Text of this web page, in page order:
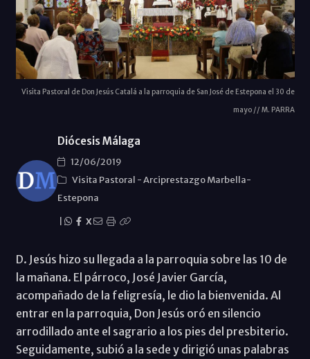
Visita Pastoral de Don Jesús Catalá a la parroquia de San José de Estepona el 30 de
mayo // M. PARRA
Diócesis Málaga
12/06/2019
Visita Pastoral -Arciprestazgo Marbella-
Estepona
X
D. Jesús hizo su llegada a la parroquia sobre las 10 de
la mañana. El párroco, José Javier García,
acompañado de la feligresía, le dio la bienvenida. Al
entrar en la parroquia, Don Jesús oró en silencio
arrodillado ante el sagrario a los pies del presbiterio.
Seguidamente, subió a la sede y dirigió unas palabras